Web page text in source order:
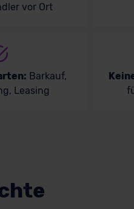
vor Ort
Barkauf,
Leasing